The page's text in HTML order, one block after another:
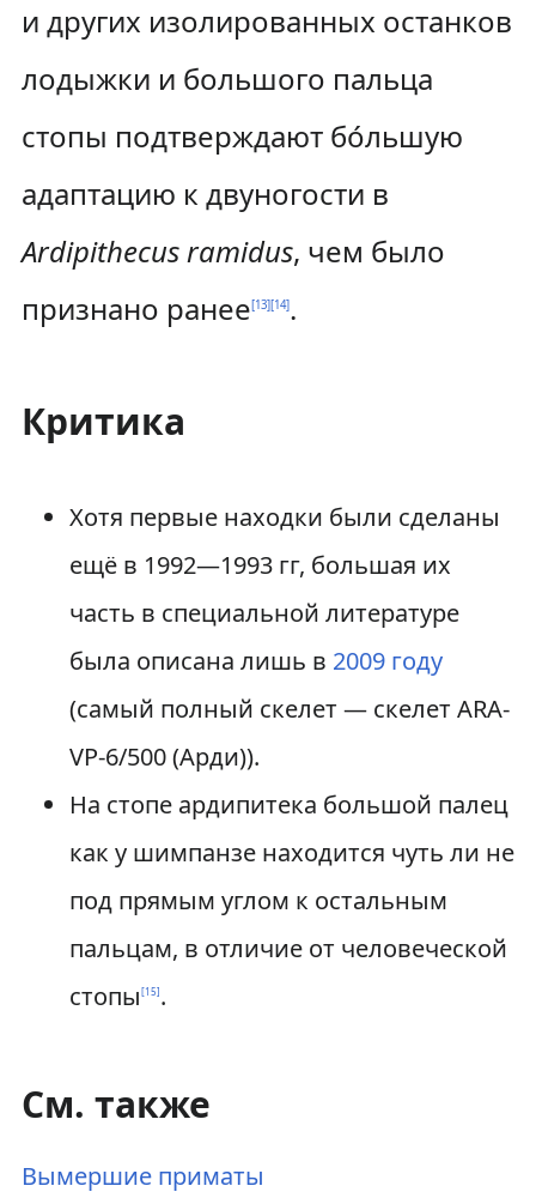
и других изолированных останков
лодыжки и большого пальца
стопы подтверждают бо́льшую
адаптацию к двуногости в
Ardipithecus ramidus, чем было
признано ранее[13][14].
Критика
Хотя первые находки были сделаны
ещё в 1992—1993 гг, большая их
часть в специальной литературе
была описана лишь в 2009 году
(самый полный скелет — скелет ARA-
VP-6/500 (Арди)).
На стопе ардипитека большой палец
как у шимпанзе находится чуть ли не
под прямым углом к остальным
пальцам, в отличие от человеческой
стопы[15].
См. также
Вымершие приматы